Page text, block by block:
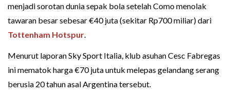
menjadi sorotan dunia sepak bola setelah Como menolak
tawaran besar sebesar €40 juta (sekitar Rp700 miliar) dari
Tottenham Hotspur.
Menurut laporan Sky Sport Italia, klub asuhan Cesc Fabregas
ini mematok harga €70 juta untuk melepas gelandang serang
berusia 20 tahun asal Argentina tersebut.